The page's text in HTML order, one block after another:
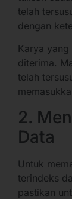
telah
dengan
Karya
diterima.
telah
2.
Data
Untuk
terindeks
pastikan